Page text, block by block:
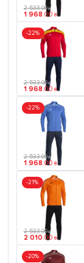
2 533.00 ₴
1 968.00 ₴
-22%
2 533.00 ₴
1 968 00 ₴
-22%
2 533.00 ₴
1 968.00 ₴
-21%
2 533.00 ₴
2 010.00 ₴
-20%